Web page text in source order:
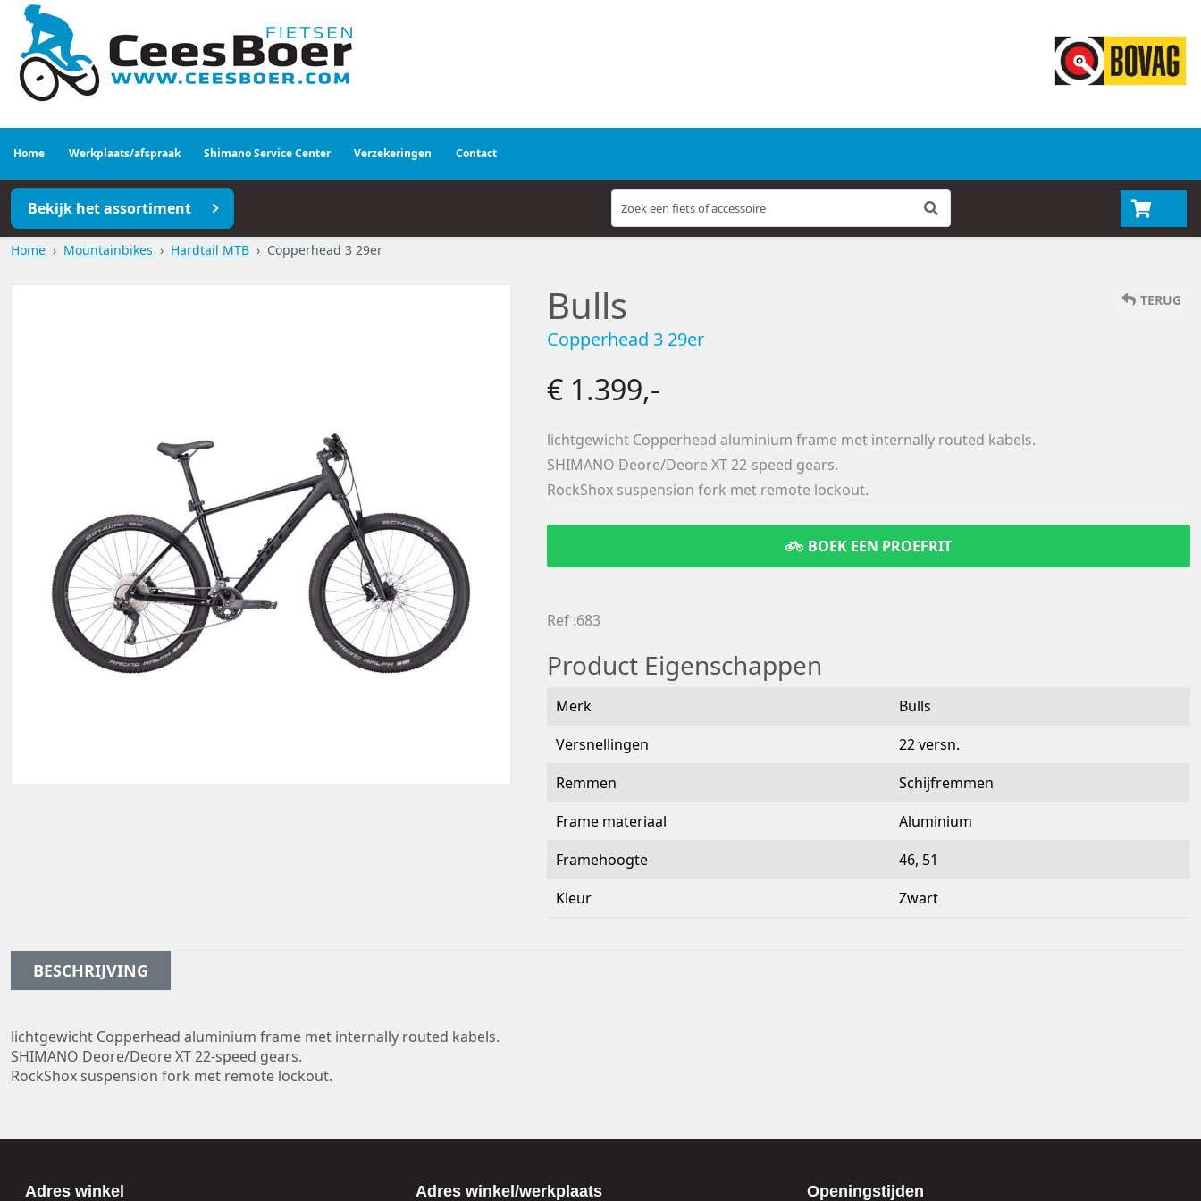
Home Werkplaats/afspraak Shimano Service Center Verzekeringen Contact
Bekijk het assortiment
Home Mountainbikes Hardtail MTB Copperhead 3 29er
TERUG
Bulls
Copperhead 3 29er
€ 1.399,-
lichtgewicht Copperhead aluminium frame met internally routed kabels.
SHIMANO Deore/Deore XT 22-speed gears.
RockShox suspension fork met remote lockout.
BOEK EEN PROEFRIT
Ref :683
Product Eigenschappen
Merk
Bulls
Versnellingen
22 versn.
Remmen
Schijfremmen
Frame materiaal
Aluminium
Framehoogte
46, 51
Kleur
Zwart
BESCHRIJVING
lichtgewicht Copperhead aluminium frame met internally routed kabels.
SHIMANO Deore/Deore XT 22-speed gears.
RockShox suspension fork met remote lockout.
Adres winkel Adres winkel/werkplaats Openingstijden